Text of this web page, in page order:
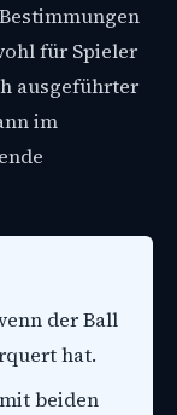
für Spieler
ausgeführter
im
der Ball
hat.
beiden